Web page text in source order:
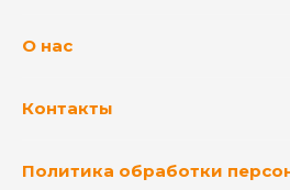
О нас
Контакты
Политика обработки